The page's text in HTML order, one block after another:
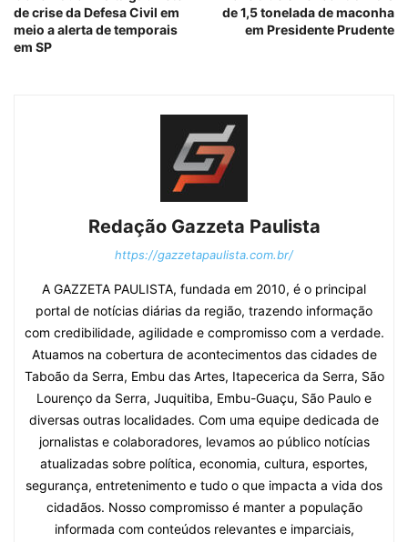
de crise da Defesa Civil em
meio a alerta de temporais
em SP
de 1,5 tonelada de maconha
em Presidente Prudente
Redação Gazzeta Paulista
https://gazzetapaulista.com.br/
A GAZZETA PAULISTA, fundada em 2010, é o principal
portal de notícias diárias da região, trazendo informação
com credibilidade, agilidade e compromisso com a verdade.
Atuamos na cobertura de acontecimentos das cidades de
Taboão da Serra, Embu das Artes, Itapecerica da Serra, São
Lourenço da Serra, Juquitiba, Embu-Guaçu, São Paulo e
diversas outras localidades. Com uma equipe dedicada de
jornalistas e colaboradores, levamos ao público notícias
atualizadas sobre política, economia, cultura, esportes,
segurança, entretenimento e tudo o que impacta a vida dos
cidadãos. Nosso compromisso é manter a população
informada com conteúdos relevantes e imparciais,